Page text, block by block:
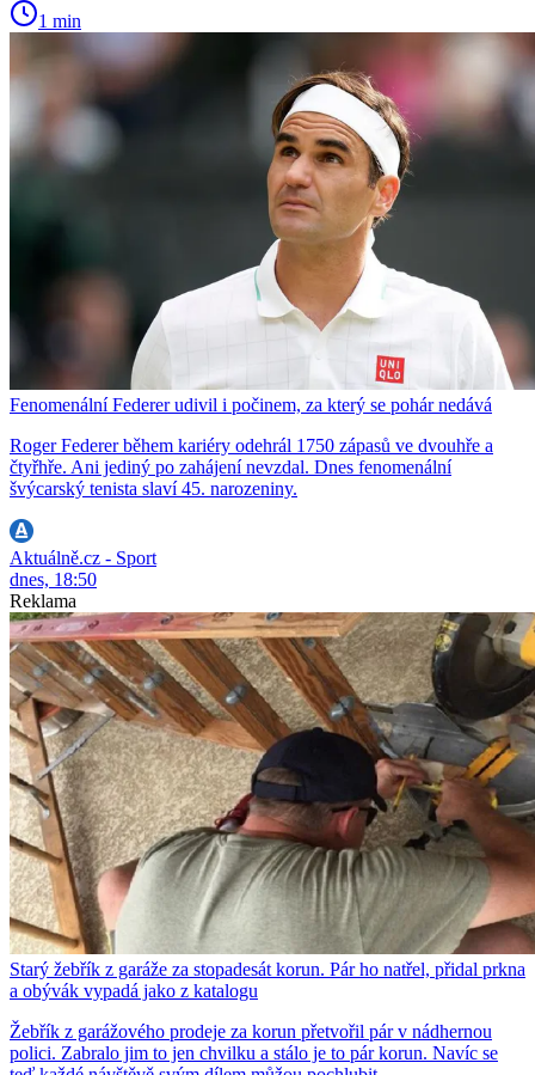
1 min
Fenomenální Federer udivil i počinem, za který se pohár nedává
Roger Federer během kariéry odehrál 1750 zápasů ve dvouhře a
čtyřhře. Ani jediný po zahájení nevzdal. Dnes fenomenální
švýcarský tenista slaví 45. narozeniny.
Aktuálně.cz - Sport
dnes, 18:50
Reklama
Starý žebřík z garáže za stopadesát korun. Pár ho natřel, přidal prkna
a obývák vypadá jako z katalogu
Žebřík z garážového prodeje za korun přetvořil pár v nádhernou
polici. Zabralo jim to jen chvilku a stálo je to pár korun. Navíc se